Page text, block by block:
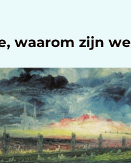
waarom zijn